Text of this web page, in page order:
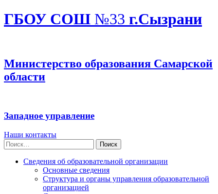
ГБОУ СОШ №33 г.Сызрани
Министерство образования Самарской
области
Западное управление
Наши контакты
Найти:
Сведения об образовательной организации
Основные сведения
Структура и органы управления образовательной
организацией